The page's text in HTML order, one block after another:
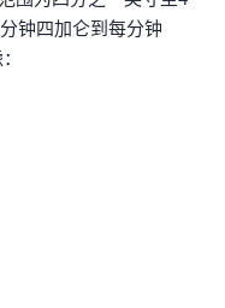
钟四加仑到每分钟